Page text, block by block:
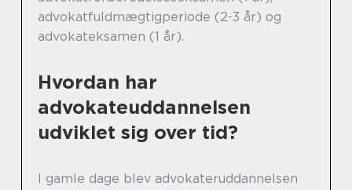
advokatfuldmægtigperiode (2-3 år) og
advokateksamen (1 år).
Hvordan har
advokateuddannelsen
udviklet sig over tid?
I gamle dage blev advokateruddannelsen